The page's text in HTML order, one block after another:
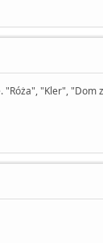
"Kler", "Dom